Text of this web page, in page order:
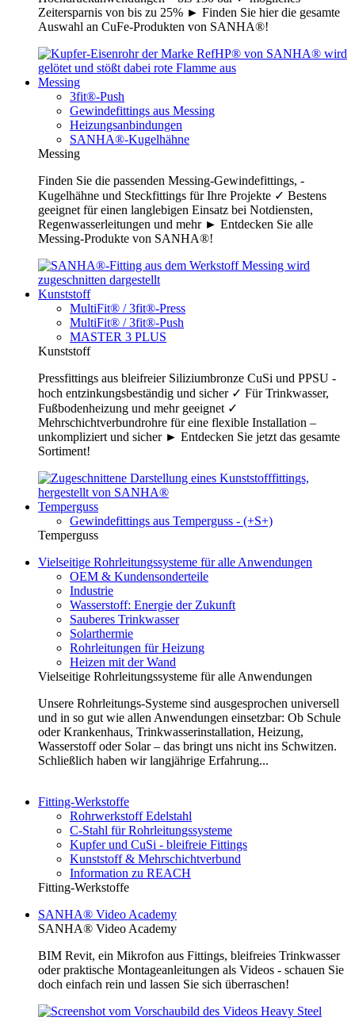
Zeitersparnis von bis zu 25% ► Finden Sie hier die gesamte
Auswahl an CuFe-Produkten von SANHA®!
Messing
3fit®-Push
Gewindefittings aus Messing
Heizungsanbindungen
SANHA®-Kugelhähne
Messing
Finden Sie die passenden Messing-Gewindefittings, -
Kugelhähne und Steckfittings für Ihre Projekte ✓ Bestens
geeignet für einen langlebigen Einsatz bei Notdiensten,
Regenwasserleitungen und mehr ► Entdecken Sie alle
Messing-Produkte von SANHA®!
Kunststoff
MultiFit® / 3fit®-Press
MultiFit® / 3fit®-Push
MASTER 3 PLUS
Kunststoff
Pressfittings aus bleifreier Siliziumbronze CuSi und PPSU -
hoch entzinkungsbeständig und sicher ✓ Für Trinkwasser,
Fußbodenheizung und mehr geeignet ✓
Mehrschichtverbundrohre für eine flexible Installation –
unkompliziert und sicher ► Entdecken Sie jetzt das gesamte
Sortiment!
Temperguss
Gewindefittings aus Temperguss - (+S+)
Temperguss
Vielseitige Rohrleitungssysteme für alle Anwendungen
OEM & Kundensonderteile
Industrie
Wasserstoff: Energie der Zukunft
Sauberes Trinkwasser
Solarthermie
Rohrleitungen für Heizung
Heizen mit der Wand
Vielseitige Rohrleitungssysteme für alle Anwendungen
Unsere Rohrleitungs-Systeme sind ausgesprochen universell
und in so gut wie allen Anwendungen einsetzbar: Ob Schule
oder Krankenhaus, Trinkwasserinstallation, Heizung,
Wasserstoff oder Solar – das bringt uns nicht ins Schwitzen.
Schließlich haben wir langjährige Erfahrung...
Fitting-Werkstoffe
Rohrwerkstoff Edelstahl
C-Stahl für Rohrleitungssysteme
Kupfer und CuSi - bleifreie Fittings
Kunststoff & Mehrschichtverbund
Information zu REACH
Fitting-Werkstoffe
SANHA® Video Academy
SANHA® Video Academy
BIM Revit, ein Mikrofon aus Fittings, bleifreies Trinkwasser
oder praktische Montageanleitungen als Videos - schauen Sie
doch einfach rein und lassen Sie sich überraschen!